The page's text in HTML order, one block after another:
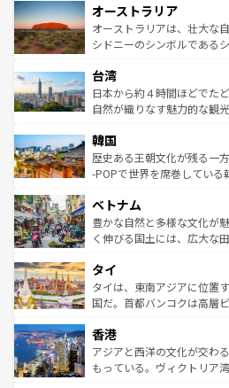
部のニューオーリンズでは
文化が魅力。旅行者はアメ
しみながら、その多様性と
ならではの贅沢な旅のスタイルだ。 なお、新着
情報はコンテンツ一覧を参
ワイ島は見逃せない。また
島だが、静かな自然を求め
おすすめ。エメラルドグリ
れるおもてなしの心で訪れ
人々、おいしいローカルフ
ク、伝統的なフラダンスな
ワイを、存分に味わってほしい。 なお、新着のハ
はコンテンツ一覧を参照し
オーストラリア
オーストラリアは、壮大な
シドニーのシンボルである
リアリーフや大陸中央部に
ク）、タスマニアの美しい
ど、見どころがたくさん。
いる。アクティビティも充
ビング、ハイキングなど、
い。オーストラリアの多彩
参照してほしい。
台湾
日本から約４時間ほどでた
自然が織りなす魅力的な観
ン）、静ひつな山岳地帯で
と山間の静けさが共存して
驚きをもたらしてくれる。
容にもいいと評判のスイー
が味わえる。 なお、新
照してほしい。
韓国
歴史ある王朝文化が残る一
-POPで世界を席巻している
き、地方に足を延ばせば四
できる。そして、キムチや
まで、さまざまな韓国料理
リティに包まれながら、韓
わってみてほ
覧を参照してほしい。
ベトナム
豊かな自然と多様な文化が
く伸びる国土には、広大な
急速な発展と共に伝統が息
ーチミン市のフランス統治
醸し出している。また、バ
とつ。フォーやバインミー
ひ現地で味わいたい。どの
が旅行者を迎えてくれるの
タイ
タイは、東南アジアに位置
国だ。首都バンコクは高層
の活気が交差している。北
帯で自然と触れ合い、南部
いビーチでリゾート気分を
香港
アジアと西洋の文化が交わ
もっている。ヴィクトリア